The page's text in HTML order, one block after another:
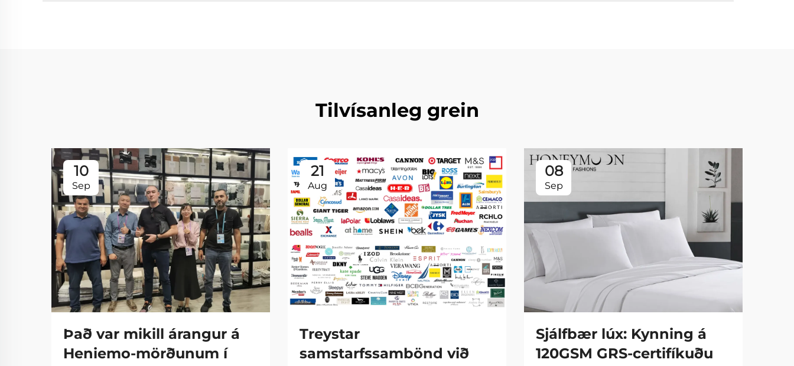
Tilvísanleg grein
10
Sep
Það var mikill árangur á
Heniemo-mörðunum í
21
Aug
Treystar
samstarfssambönd við
08
Sep
Sjálfbær lúx: Kynning á
120GSM GRS-certifíkuðu